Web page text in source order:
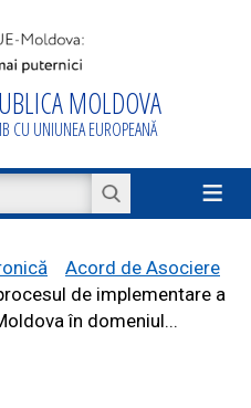
MOLDOVA
CU UNIUNEA EUROPEANĂ
≡
Acord de Asociere
de implementare a
în domeniul...